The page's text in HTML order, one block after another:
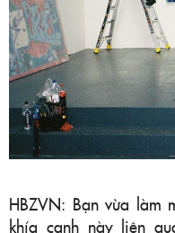
HBZVN: Bạn vừa làm
khía cạnh này liên